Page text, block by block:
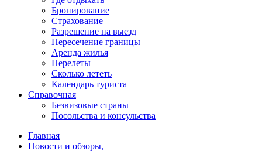
Бронирование
Страхование
Разрешение на выезд
Пересечение границы
Аренда жилья
Перелеты
Сколько лететь
Календарь туриста
Справочная
Безвизовые страны
Посольства и консульства
Главная
Новости и обзоры,